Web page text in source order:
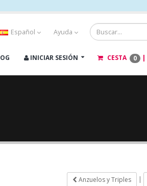
Español Ayuda
INICIAR SESIÓN CESTA 0 |
Anzuelos y Triples |